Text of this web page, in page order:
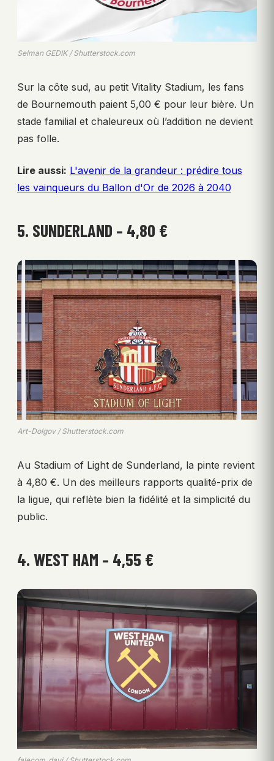
Selman GEDIK / Shutterstock.com
Sur la côte sud, au petit Vitality Stadium, les fans
de Bournemouth paient 5,00 € pour leur bière. Un
stade familial et chaleureux où l’addition ne devient
pas folle.
Lire aussi: L'avenir de la grandeur : prédire tous
les vainqueurs du Ballon d'Or de 2026 à 2040
5. SUNDERLAND – 4,80 €
Art-Dolgov / Shutterstock.com
Au Stadium of Light de Sunderland, la pinte revient
à 4,80 €. Un des meilleurs rapports qualité-prix de
la ligue, qui reflète bien la fidélité et la simplicité du
public.
4. WEST HAM – 4,55 €